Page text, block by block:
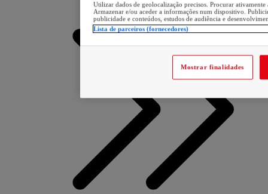
Utilizar dados de geolocalização precisos. Procurar
Armazenar e/ou aceder a informações num dispositivo.
publicidade e conteúdos, estudos de audiência e
Lista de parceiros (fornecedores)
Mostrar finalidades